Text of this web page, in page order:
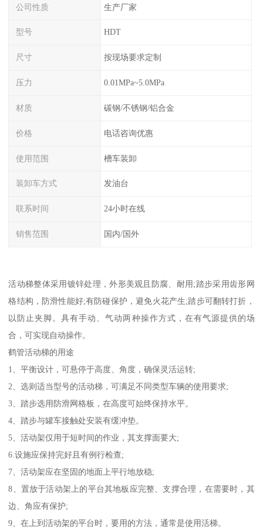
公司性质 生产厂家
型号 HDT
尺寸 按现场要求定制
压力 0.01MPa~5.0MPa
材质 碳钢/不锈钢/铝合金
价格 电话咨询优惠
使用范围 槽车装卸
装卸车方式 发油台
联系时间 24小时在线
销售范围 国内/国外
活动梯整体采用镀锌处理，外形美观且防腐、耐用;踏步采用齿形网
格结构，防滑性能好;有防碰保护，避免火花产生;踏步可翻转打折，
以防止夹脚。具有手动、气动两种操作方式，在有气源提供的场
合，可实现自动操作。
鹤管活动梯的用途
1、平衡设计，可悬停于高度、角度，确保灵活运转;
2、选则适当型号的活动梯，可满足不同类型车辆的使用要求;
3、踏步选用防滑网格板，在高度可始终保持水平。
4、踏步与罐车接触处安装有缓冲垫。
5、活动架仅用于短时间的作业，其支撑面要大;
6.设施应保持完好且有例行检查;
7、活动架应在坚固的地面上平行地放稳;
8、置放于活动架上的平台其地板应完整、支撑合理，在需要时，其
边、角应有保护;
9、在上到活动架的平台时，要用的方法，通常是使用活梯。